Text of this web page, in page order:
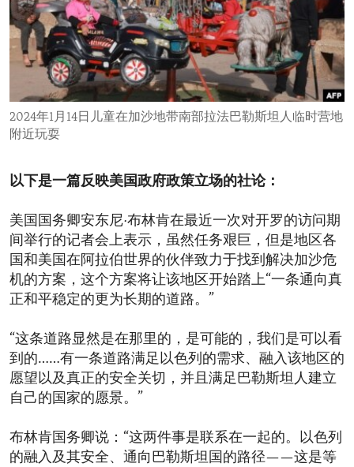
MIDDLE EAST
DEMOCRACY AND GOVERNANCE
ECONOMY AND TRADE
ENVIRONMENT AND HEALTH
IDEALS AND INSTITUTIONS
2024年1月14日儿童在加沙地带南部拉法巴勒斯坦人临时营地
附近玩耍
以下是一篇反映美国政府政策立场的社论：
美国国务卿安东尼·布林肯在最近一次对开罗的访问期
间举行的记者会上表示，虽然任务艰巨，但是地区各
国和美国在阿拉伯世界的伙伴致力于找到解决加沙危
机的方案，这个方案将让该地区开始踏上“一条通向真
正和平稳定的更为长期的道路。”
“这条道路显然是在那里的，是可能的，我们是可以看
到的……有一条道路满足以色列的需求、融入该地区的
愿望以及真正的安全关切，并且满足巴勒斯坦人建立
自己的国家的愿景。”
布林肯国务卿说：“这两件事是联系在一起的。以色列
的融入及其安全、通向巴勒斯坦国的路径——这是等